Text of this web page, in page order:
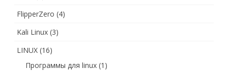
FlipperZero (4)
Kali Linux (3)
LINUX (16)
Программы для linux (1)